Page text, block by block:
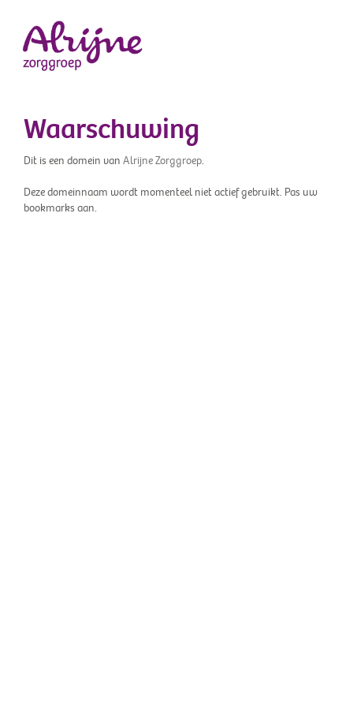
Waarschuwing
Dit is een domein van Alrijne Zorggroep.
Deze domeinnaam wordt momenteel niet actief gebruikt. Pas uw
bookmarks aan.